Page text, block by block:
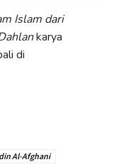
Islam dari
karya
di
Al-Afghani